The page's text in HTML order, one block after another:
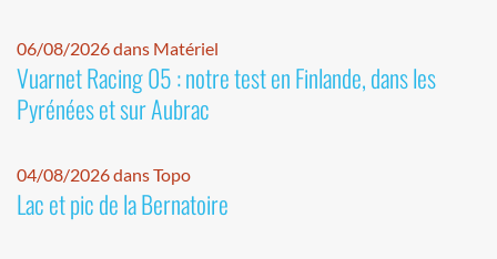
06/08/2026 dans Matériel
Vuarnet Racing 05 : notre test en Finlande, dans les
Pyrénées et sur Aubrac
04/08/2026 dans Topo
Lac et pic de la Bernatoire